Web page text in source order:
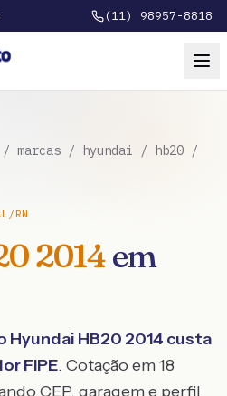
(11) 98957-8818
/ marcas / hyundai / hb20 /
/RN
2014em
Hyundai HB20 2014 custa
FIPE. Cotação em 18
CEP, garagem e perfil